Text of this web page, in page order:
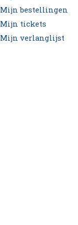
Mijn bestellingen
Mijn tickets
Mijn verlanglijst